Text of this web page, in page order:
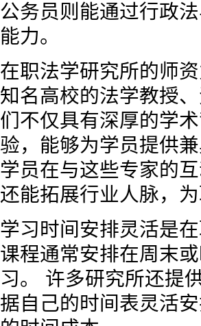
公务员则能通过行政
能力。
在职法学研究所的师
知名高校的法学教授
们不仅具有深厚的学
验，能够为学员提供
学员在与这些专家的
还能拓展行业人脉，
学习时间安排灵活是
课程通常安排在周末
习。 许多研究所还提
据自己的时间表灵活